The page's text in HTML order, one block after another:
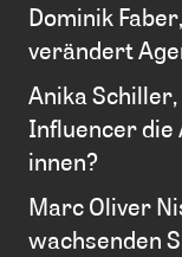
Dominik
verändert
Anika
Influencer
innen?
Marc Oliver
wachsenden